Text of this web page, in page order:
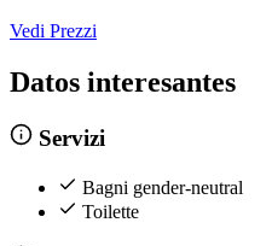
Vedi Prezzi
Datos interesantes
Servizi
Bagni gender-neutral
Toilette